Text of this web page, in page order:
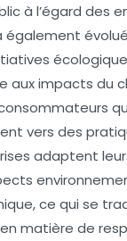
à l’égard des
aux impacts du
vers des
adaptent
ce qui se
matière de